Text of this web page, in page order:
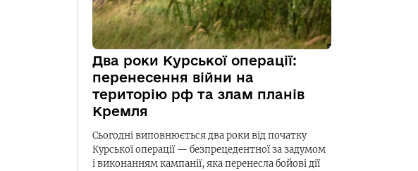
Два роки Курської операції:
перенесення війни на
територію рф та злам планів
Кремля
Сьогодні виповнюється два роки від початку
Курської операції — безпрецедентної за задумом
і виконанням кампанії, яка перенесла бойові дії